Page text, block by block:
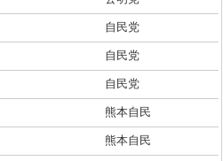
自民党
自民党
自民党
熊本自民
熊本自民